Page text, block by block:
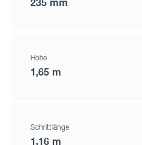
235 mm
Höhe
1,65 m
Schrittlänge
1,16 m